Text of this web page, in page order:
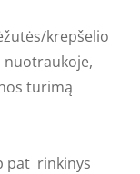
krepšelio
nuotraukoje,
turimą
pat rinkinys